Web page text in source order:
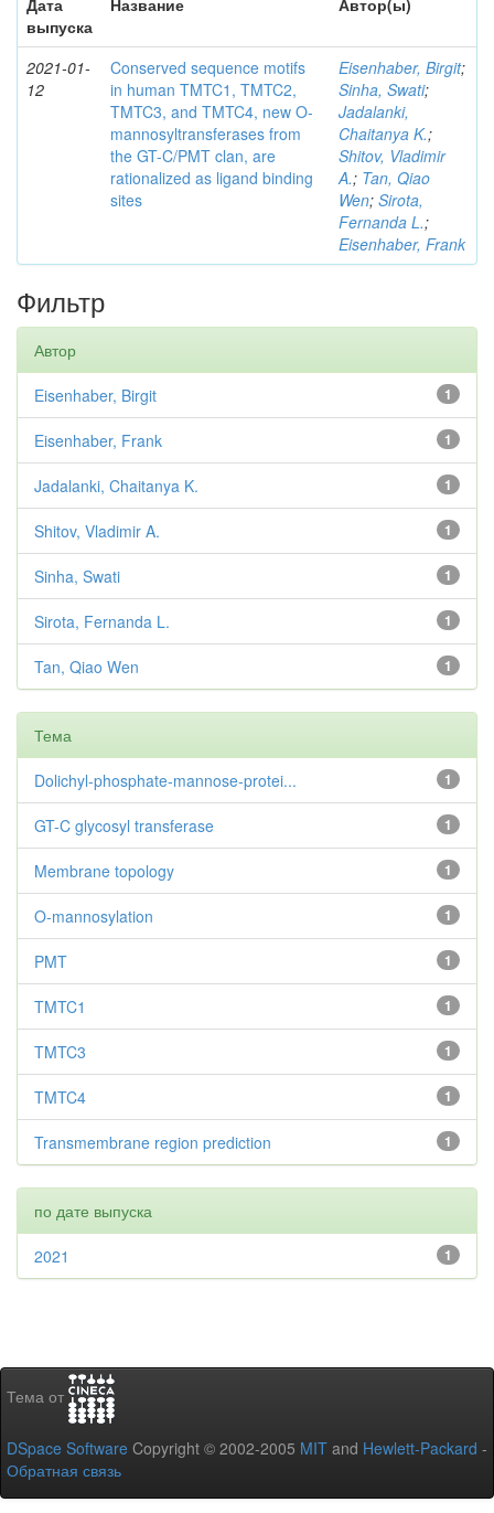
Дата
выпуска
Название Автор(ы)
2021-01-
12
Conserved sequence motifs
in human TMTC1, TMTC2,
TMTC3, and TMTC4, new O-
mannosyltransferases from
the GT-C/PMT clan, are
rationalized as ligand binding
sites
Eisenhaber, Birgit;
Sinha, Swati;
Jadalanki,
Chaitanya K.;
Shitov, Vladimir
A.; Tan, Qiao
Wen; Sirota,
Fernanda L.;
Eisenhaber, Frank
Фильтр
Автор
1
Eisenhaber, Birgit
1
Eisenhaber, Frank
1
Jadalanki, Chaitanya K.
1
Shitov, Vladimir A.
1
Sinha, Swati
1
Sirota, Fernanda L.
1
Tan, Qiao Wen
Тема
1
Dolichyl-phosphate-mannose-protei...
1
GT-C glycosyl transferase
1
Membrane topology
1
O-mannosylation
1
PMT
1
TMTC1
1
TMTC3
1
TMTC4
1
Transmembrane region prediction
по дате выпуска
1
2021
Тема от
DSpace Software Copyright © 2002-2005 MIT and Hewlett-Packard -
Обратная связь